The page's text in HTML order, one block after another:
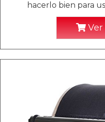
hacerlo bien para
Ver